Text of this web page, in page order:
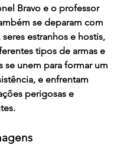
Bravo e o professor
se deparam com
seres estranhos e hostis,
tipos de armas e
se unem para formar um
e enfrentam
perigosas e